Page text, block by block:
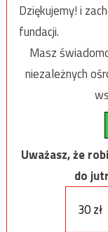
Dziękujemy! i
fundacji.
Masz
niezależnych
Uważasz, że
do
30 zł